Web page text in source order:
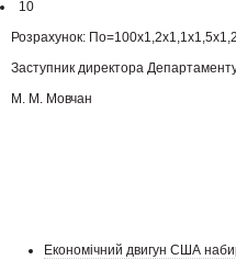
10
Розрахунок:
Заступник директора
М. М. Мовчан
Економічний двигун США